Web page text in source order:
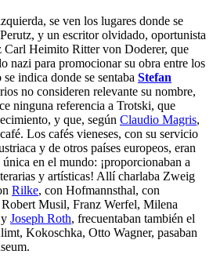
se ven los lugares donde se
y un escritor olvidado, oportunista
Carl Heimito Ritter von Doderer, que
nazi para promocionar su obra entre los
indica donde se sentaba Stefan
no consideren relevante su nombre,
ninguna referencia a Trotski, que
y que, según Claudio Magris,
Los cafés vieneses, con su servicio
y de otros países europeos, eran
en el mundo: ¡proporcionaban a
y artísticas! Allí charlaba Zweig
Rilke, con Hofmannsthal, con
Musil, Franz Werfel, Milena
Joseph Roth, frecuentaban también el
Kokoschka, Otto Wagner, pasaban